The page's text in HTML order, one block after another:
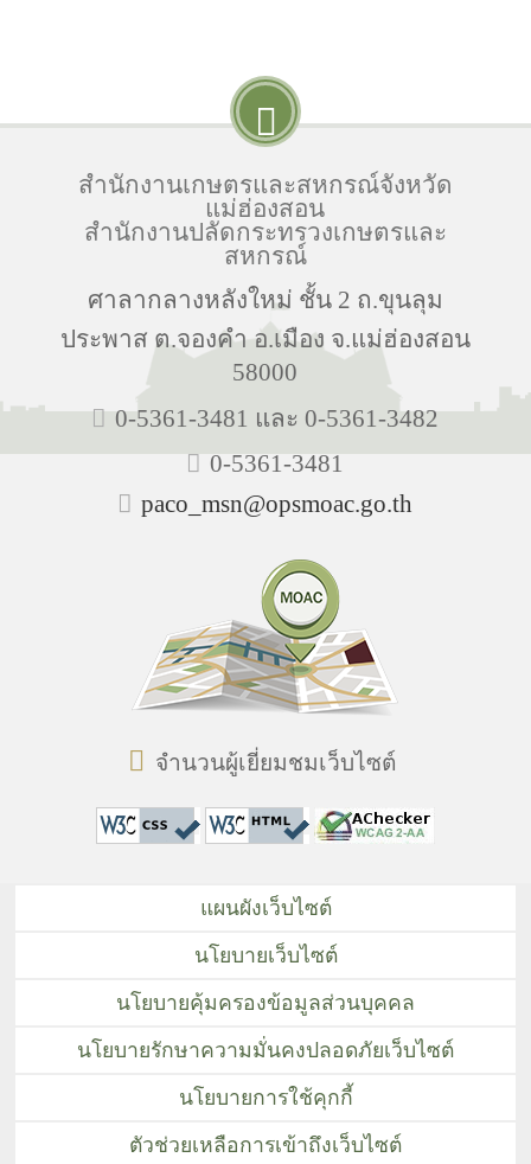
สำนักงานเกษตรและสหกรณ์จังหวัด
แม่ฮ่องสอน
สำนักงานปลัดกระทรวงเกษตรและ
สหกรณ์
ศาลากลางหลังใหม่ ชั้น 2 ถ.ขุนลุม
ประพาส ต.จองคำ อ.เมือง จ.แม่ฮ่องสอน
58000
0-5361-3481 และ 0-5361-3482
0-5361-3481
paco_msn@opsmoac.go.th
จำนวนผู้เยี่ยมชมเว็บไซต์
แผนผังเว็บไซต์
นโยบายเว็บไซต์
นโยบายคุ้มครองข้อมูลส่วนบุคคล
นโยบายรักษาความมั่นคงปลอดภัยเว็บไซต์
นโยบายการใช้คุกกี้
ตัวช่วยเหลือการเข้าถึงเว็บไซต์